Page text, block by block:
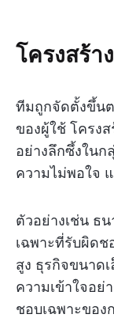
โครงสร้า
ทีมถูกจัดตั้งขึ้น
ของผู้ใช้ โครง
อย่างลึกซึ้งในก
ความไม่พอใจ
ตัวอย่างเช่น ธ
เฉพาะที่รับผิด
สูง ธุรกิจขนาด
ความเข้าใจอย่
ชอบเฉพาะขอ